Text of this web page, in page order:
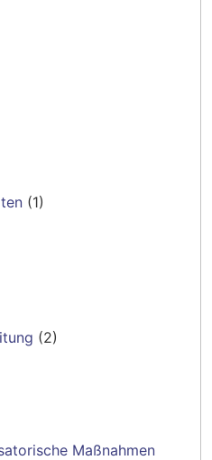
(1)
(2)
Maßnahmen